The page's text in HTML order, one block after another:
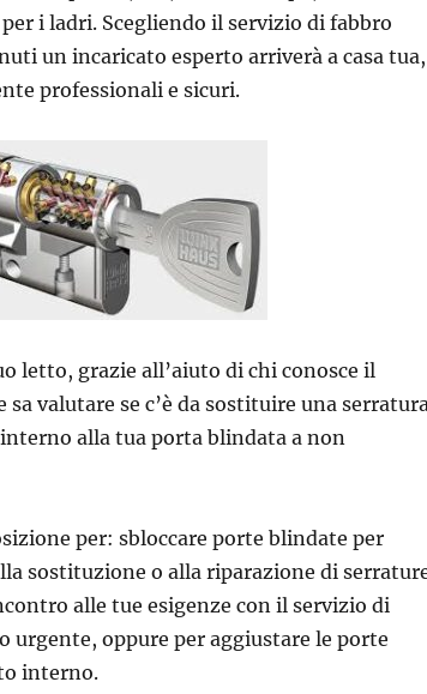
i ladri. Scegliendo il servizio di fabbro
un incaricato esperto arriverà a casa tua,
professionali e sicuri.
letto, grazie all’aiuto di chi conosce il
valutare se c’è da sostituire una
alla tua porta blindata a non
per: sbloccare porte blindate per
sostituzione o alla riparazione di
alle tue esigenze con il servizio di
oppure per aggiustare le porte
interno.